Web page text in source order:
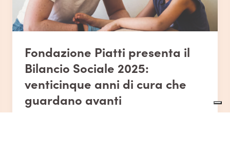
Fondazione Piatti presenta il
Bilancio Sociale 2025:
venticinque anni di cura che
guardano avanti